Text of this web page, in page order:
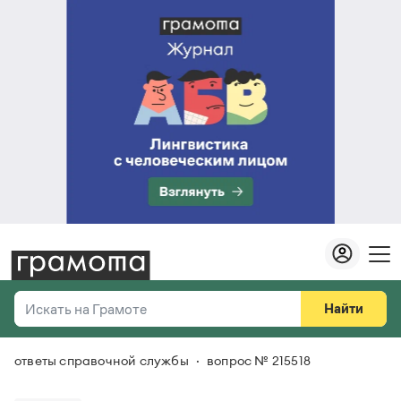
Искать на Грамоте
Справочная служба
Найти
Везде
ответы справочной службы вопрос № 215518